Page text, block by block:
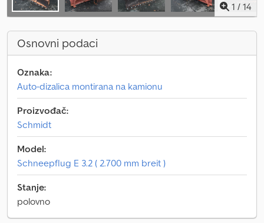
1 / 14
Osnovni podaci
Oznaka:
Auto-dizalica montirana na kamionu
Proizvođač:
Schmidt
Model:
Schneepflug E 3.2 ( 2.700 mm breit )
Stanje:
polovno